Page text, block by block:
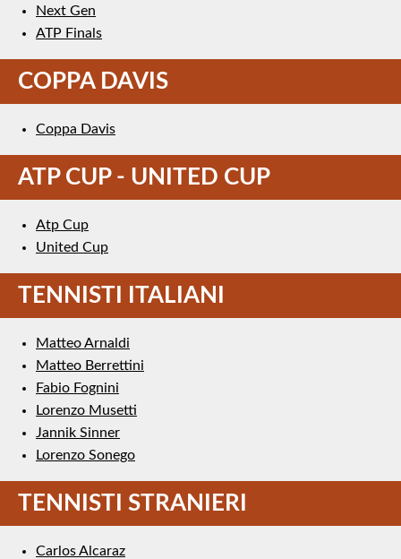
Next Gen
ATP Finals
COPPA DAVIS
Coppa Davis
ATP CUP - UNITED CUP
Atp Cup
United Cup
TENNISTI ITALIANI
Matteo Arnaldi
Matteo Berrettini
Fabio Fognini
Lorenzo Musetti
Jannik Sinner
Lorenzo Sonego
TENNISTI STRANIERI
Carlos Alcaraz